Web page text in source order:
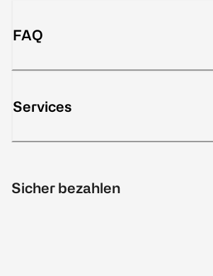
FAQ
Services
Sicher bezahlen